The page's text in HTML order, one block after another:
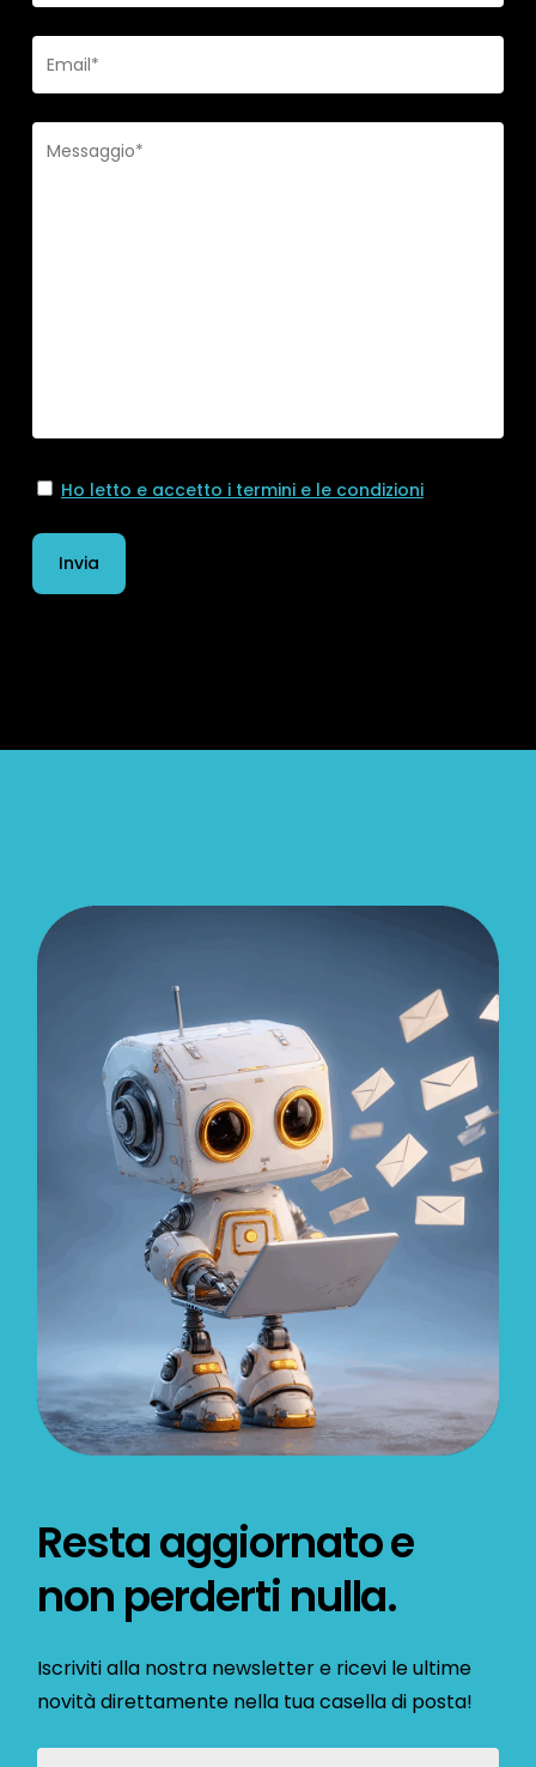
Ho letto e accetto i termini e le condizioni
Resta aggiornato e
non perderti nulla.
Iscriviti alla nostra newsletter e ricevi le ultime
novità direttamente nella tua casella di posta!